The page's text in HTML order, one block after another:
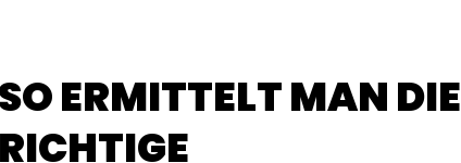
SO ERMITTELT MAN DIE
RICHTIGE